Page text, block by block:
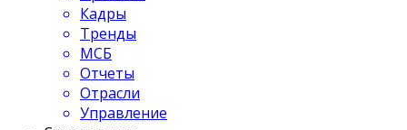
Кадры
Тренды
МСБ
Отчеты
Отрасли
Управление